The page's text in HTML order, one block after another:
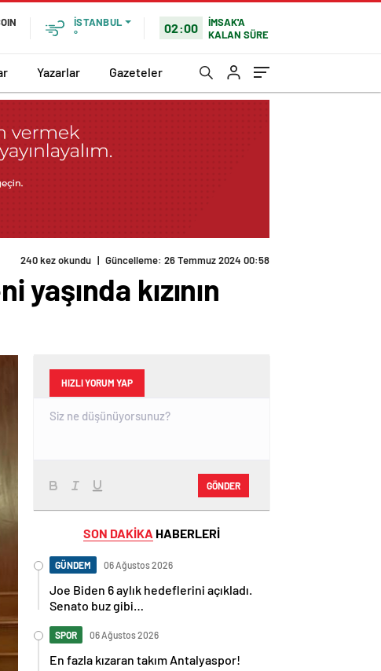
İSTANBUL
°
02:00
İMSAK'A
KALAN SÜRE
Yazarlar Gazeteler
240 kez okundu | Güncelleme: 26 Temmuz 2024 00:58
kızının
HIZLI YORUM YAP
GÖNDER
SON DAKİKA HABERLERİ
GÜNDEM 06 Ağustos 2026
Joe Biden 6 aylık hedeflerini açıkladı.
Senato buz gibi…
SPOR 06 Ağustos 2026
En fazla kızaran takım Antalyaspor!